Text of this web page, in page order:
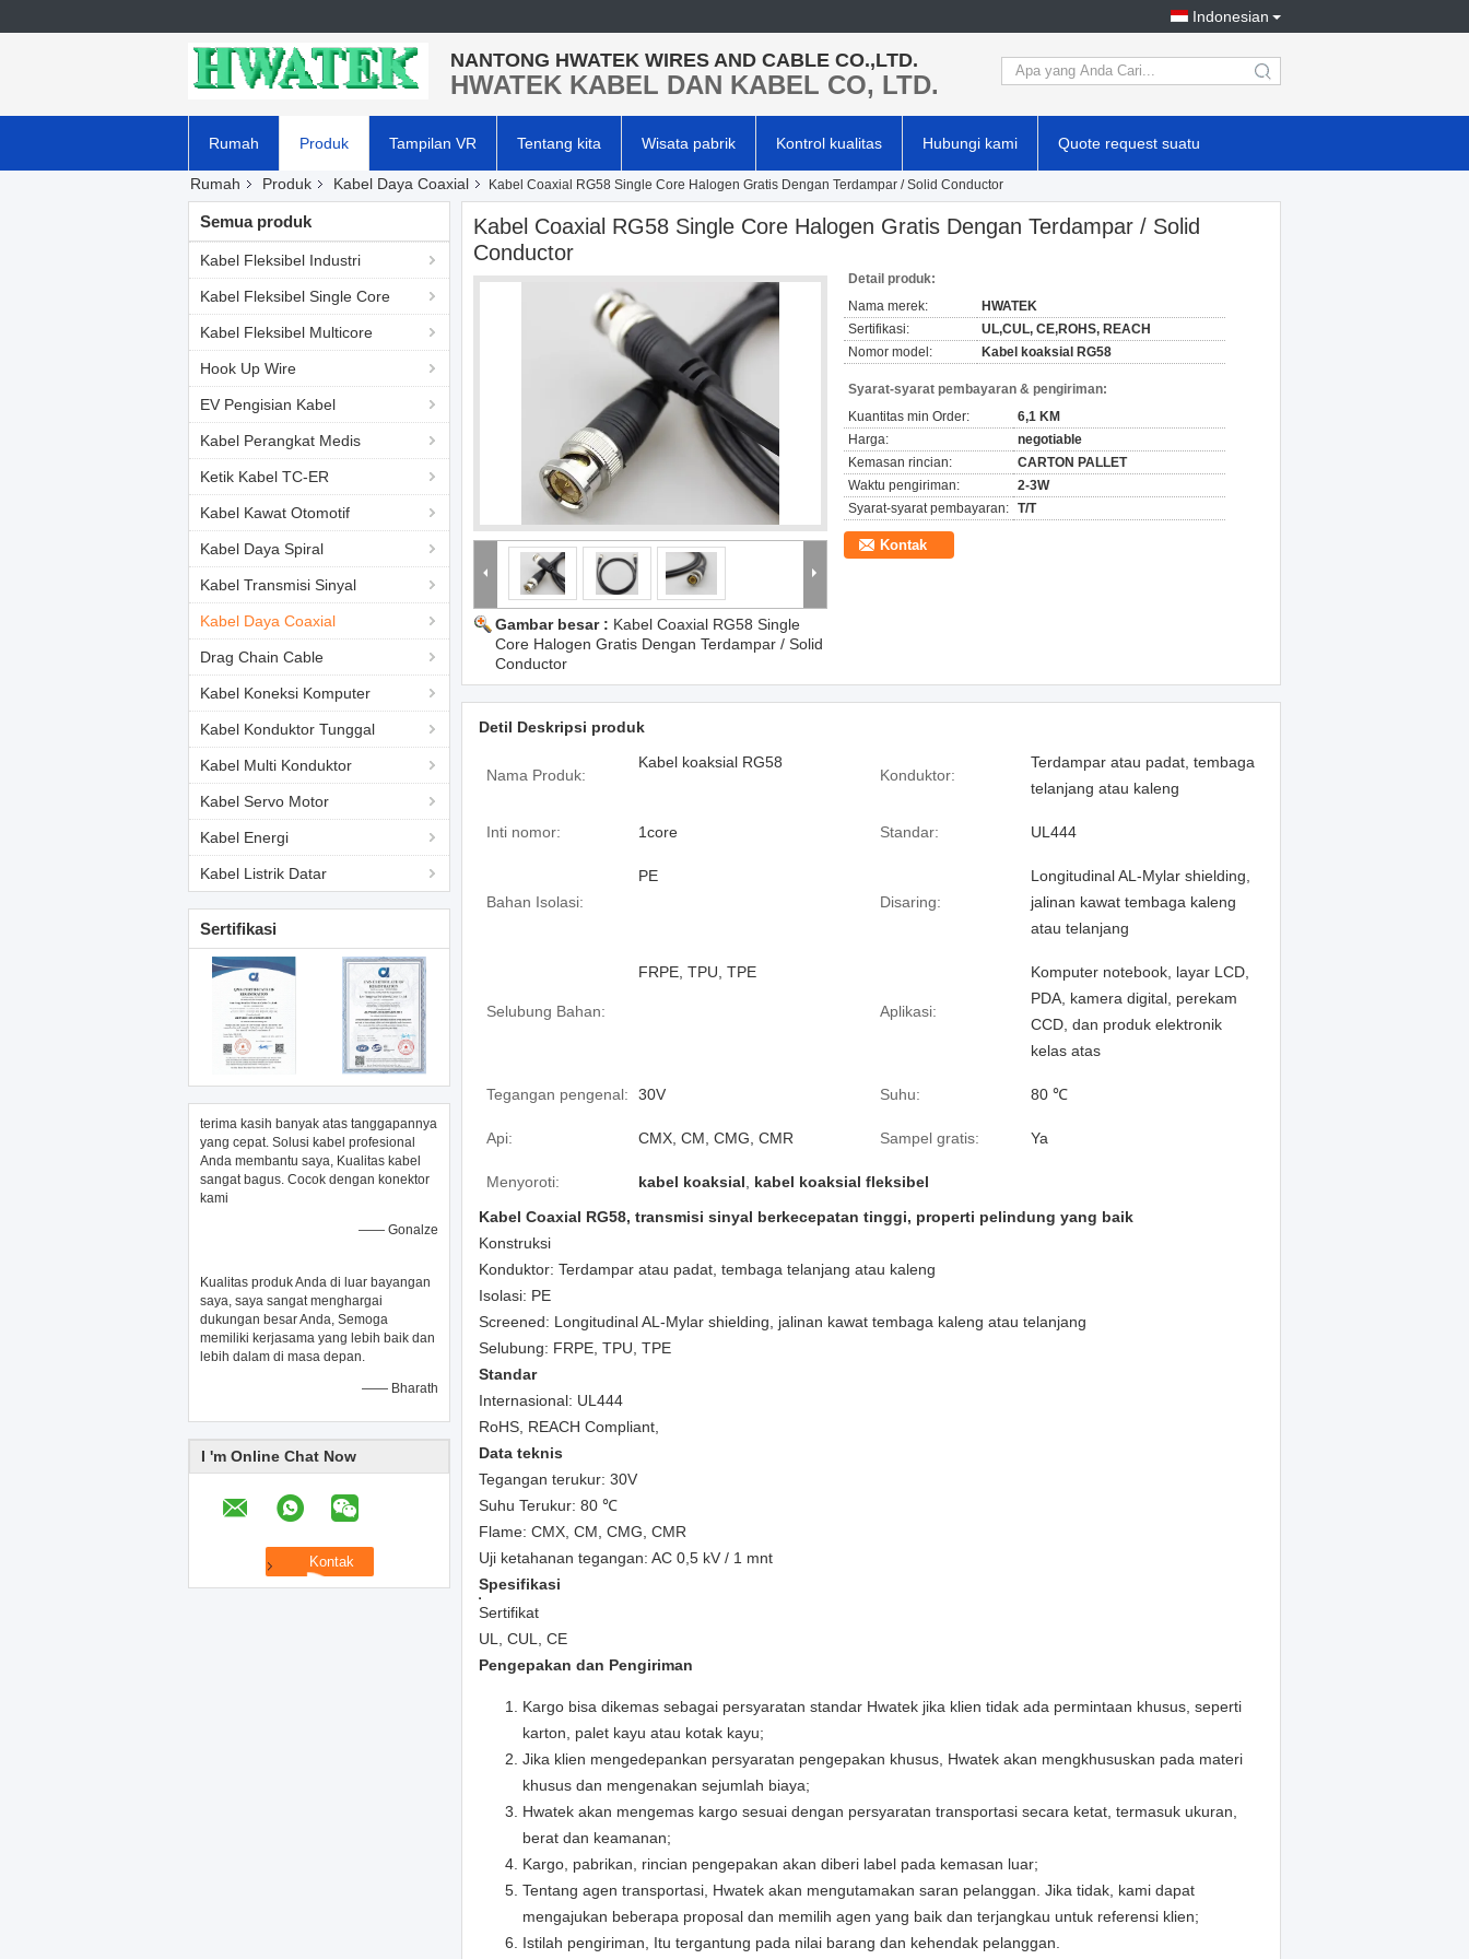
Indonesian
NANTONG HWATEK WIRES AND CABLE CO.,LTD.
HWATEK KABEL DAN KABEL CO, LTD. search
Rumah Produk Tampilan VR Tentang kita Wisata pabrik Kontrol kualitas Hubungi kami Quote request suatu
Rumah Produk Kabel Daya Coaxial Kabel Coaxial RG58 Single Core Halogen Gratis Dengan Terdampar / Solid Conductor
Semua produk
Kabel Fleksibel Industri
Kabel Fleksibel Single Core
Kabel Fleksibel Multicore
Hook Up Wire
EV Pengisian Kabel
Kabel Perangkat Medis
Ketik Kabel TC-ER
Kabel Kawat Otomotif
Kabel Daya Spiral
Kabel Transmisi Sinyal
Kabel Daya Coaxial
Drag Chain Cable
Kabel Koneksi Komputer
Kabel Konduktor Tunggal
Kabel Multi Konduktor
Kabel Servo Motor
Kabel Energi
Kabel Listrik Datar
Sertifikasi
terima kasih banyak atas tanggapannya
yang cepat. Solusi kabel profesional
Anda membantu saya, Kualitas kabel
sangat bagus. Cocok dengan konektor
kami
—— Gonalze
Kualitas produk Anda di luar bayangan
saya, saya sangat menghargai
dukungan besar Anda, Semoga
memiliki kerjasama yang lebih baik dan
lebih dalam di masa depan.
—— Bharath
I 'm Online Chat Now
Kabel Coaxial RG58 Single Core Halogen Gratis Dengan Terdampar / Solid
Conductor
Gambar besar : Kabel Coaxial RG58 Single
Core Halogen Gratis Dengan Terdampar / Solid
Conductor
Detail produk:
Nama merek:
HWATEK
Sertifikasi:
UL,CUL, CE,ROHS, REACH
Nomor model:
Kabel koaksial RG58
Syarat-syarat pembayaran & pengiriman:
Kuantitas min Order:
6,1 KM
Harga:
negotiable
Kemasan rincian:
CARTON PALLET
Waktu pengiriman:
2-3W
Syarat-syarat pembayaran: T/T
Kontak
Detil Deskripsi produk
Nama Produk:
Kabel koaksial RG58
Konduktor:
Terdampar atau padat, tembaga
telanjang atau kaleng
Inti nomor: 1core Standar: UL444
Bahan Isolasi:
PE
Disaring:
Longitudinal AL-Mylar shielding,
jalinan kawat tembaga kaleng
atau telanjang
Selubung Bahan:
FRPE, TPU, TPE
Aplikasi:
Komputer notebook, layar LCD,
PDA, kamera digital, perekam
CCD, dan produk elektronik
kelas atas
Tegangan pengenal: 30V Suhu: 80 ℃
Api: CMX, CM, CMG, CMR Sampel gratis: Ya
Menyoroti: kabel koaksial
kabel koaksial fleksibel
Kabel Coaxial RG58, transmisi sinyal berkecepatan tinggi, properti pelindung yang baik
Konstruksi
Konduktor: Terdampar atau padat, tembaga telanjang atau kaleng
Isolasi: PE
Screened: Longitudinal AL-Mylar shielding, jalinan kawat tembaga kaleng atau telanjang
Selubung: FRPE, TPU, TPE
Standar
Internasional: UL444
RoHS, REACH Compliant,
Data teknis
Tegangan terukur: 30V
Suhu Terukur: 80 ℃
Flame: CMX, CM, CMG, CMR
Uji ketahanan tegangan: AC 0,5 kV / 1 mnt
Spesifikasi
Sertifikat
UL, CUL, CE
Pengepakan dan Pengiriman
Kargo bisa dikemas sebagai persyaratan standar Hwatek jika klien tidak ada permintaan khusus, seperti
karton, palet kayu atau kotak kayu;
Jika klien mengedepankan persyaratan pengepakan khusus, Hwatek akan mengkhususkan pada materi
khusus dan mengenakan sejumlah biaya;
Hwatek akan mengemas kargo sesuai dengan persyaratan transportasi secara ketat, termasuk ukuran,
berat dan keamanan;
Kargo, pabrikan, rincian pengepakan akan diberi label pada kemasan luar;
Tentang agen transportasi, Hwatek akan mengutamakan saran pelanggan. Jika tidak, kami dapat
mengajukan beberapa proposal dan memilih agen yang baik dan terjangkau untuk referensi klien;
Istilah pengiriman, Itu tergantung pada nilai barang dan kehendak pelanggan.